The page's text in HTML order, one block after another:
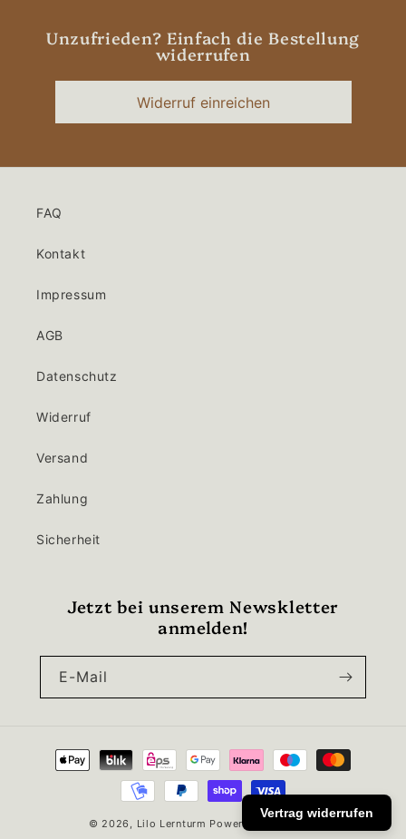
Unzufrieden? Einfach die Bestellung
widerrufen
Widerruf einreichen
FAQ
Kontakt
Impressum
AGB
Datenschutz
Widerruf
Versand
Zahlung
Sicherheit
Jetzt bei unserem Newskletter
anmelden!
E-Mail
Zahlungsmethoden
© 2026, Lilo Lernturm Powered by Shopify
Vertrag widerrufen